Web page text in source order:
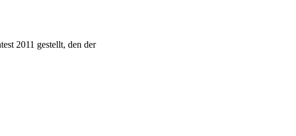
2011 gestellt, den der